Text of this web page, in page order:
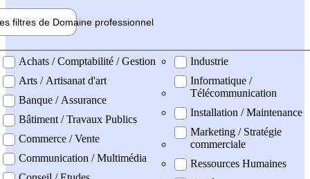
filtres de Domaine professionnel
professionel
Achats / Comptabilité / Gestion
Arts / Artisanat d'art
Banque / Assurance
Bâtiment / Travaux Publics
Commerce / Vente
Communication / Multimédia
Industrie
Informatique /
Télécommunication
Installation / Maintenance
Marketing / Stratégie
commerciale
Ressources Humaines